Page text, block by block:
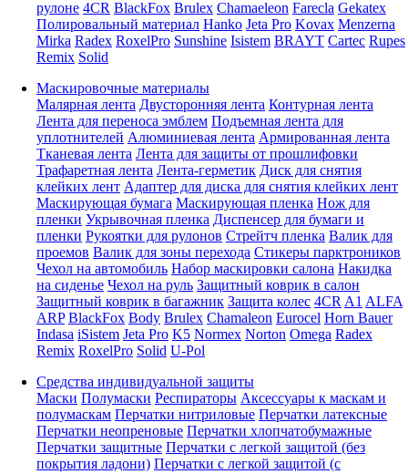
рулоне 4CR BlackFox Brulex Chamaeleon Farecla Gekatex
Полировальный материал Hanko Jeta Pro Kovax Menzerna
Mirka Radex RoxelPro Sunshine Isistem BRAYT Cartec Rupes
Remix Solid
Маскировочные материалы
Малярная лента Двусторонняя лента Контурная лента
Лента для переноса эмблем Подъемная лента для
уплотнителей Алюминиевая лента Армированная лента
Тканевая лента Лента для защиты от прошлифовки
Трафаретная лента Лента-герметик Диск для снятия
клейких лент Адаптер для диска для снятия клейких лент
Маскирующая бумага Маскирующая пленка Нож для
пленки Укрывочная пленка Диспенсер для бумаги и
пленки Рукоятки для рулонов Стрейтч пленка Валик для
проемов Валик для зоны перехода Стикеры парктроников
Чехол на автомобиль Набор маскировки салона Накидка
на сиденье Чехол на руль Защитный коврик в салон
Защитный коврик в багажник Защита колес 4CR A1 ALFA
ARP BlackFox Body Brulex Chamaleon Eurocel Horn Bauer
Indasa iSistem Jeta Pro K5 Normex Norton Omega Radex
Remix RoxelPro Solid U-Pol
Средства индивидуальной защиты
Маски Полумаски Респираторы Аксессуары к маскам и
полумаскам Перчатки нитриловые Перчатки латексные
Перчатки неопреновые Перчатки хлопчатобумажные
Перчатки защитные Перчатки с легкой защитой (без
покрытия ладони) Перчатки с легкой защитой (с